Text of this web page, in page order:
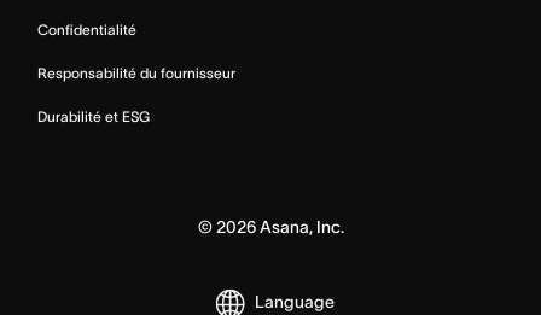
Confidentialité
Responsabilité du fournisseur
Durabilité et ESG
© 2026Asana, Inc.
Language